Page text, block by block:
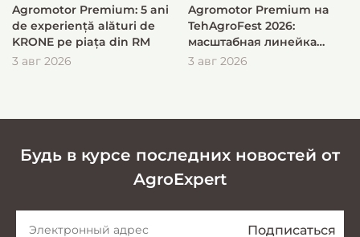
Agromotor Premium: 5 ani
de experiență alături de
KRONE pe piața din RM
3 авг 2026
Agromotor Premium на
TehAgroFest 2026:
масштабная линейка
KRONE для быстрой и
3 авг 2026
Будь в курсе последних новостей от
AgroExpert